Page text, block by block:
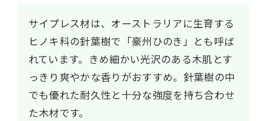
サイプレス材は、オーストラリアに生育する
ヒノキ科の針葉樹で「豪州ひのき」とも呼ば
れています。きめ細かい光沢のある木肌とす
っきり爽やかな香りがおすすめ。針葉樹の中
でも優れた耐久性と十分な強度を持ち合わせ
た木材です。